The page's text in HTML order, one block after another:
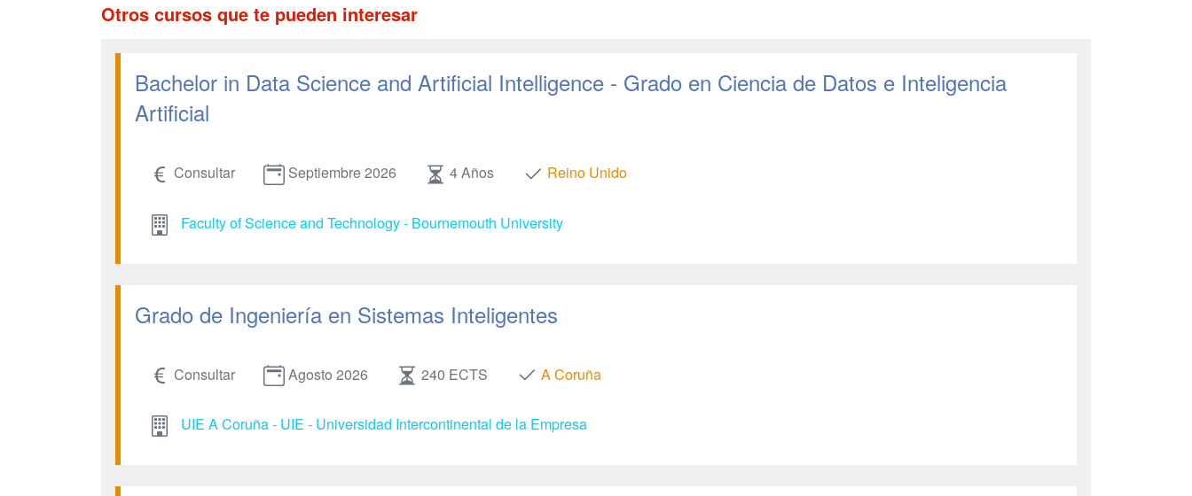
Otros cursos que te pueden interesar
Bachelor in Data Science and Artificial Intelligence - Grado en Ciencia de Datos e Inteligencia
Artificial
Consultar Septiembre 2026 4 Años Reino Unido
Faculty of Science and Technology - Bournemouth University
Grado de Ingeniería en Sistemas Inteligentes
Consultar Agosto 2026 240 ECTS A Coruña
UIE A Coruña - UIE - Universidad Intercontinental de la Empresa